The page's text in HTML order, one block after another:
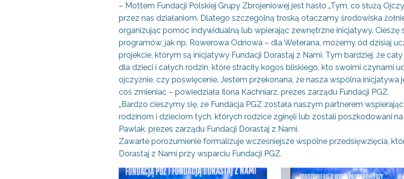
– Mottem Fundacji Polskiej Grupy Zbrojeniowej jest hasło „Tym, co służą
przez nas działaniom. Dlatego szczególną troską otaczamy środowiska
organizując pomoc indywidualną lub wpierając zewnętrzne inicjatywy. Cieszę
programów, jak np. Rowerowa Odnowa – dla Weterana, możemy od dzisiaj
projekcie, którym są inicjatywy Fundacji Dorastaj z Nami. Tym bardziej, że
dla dzieci i całych rodzin, które straciły kogoś bliskiego, kto swoimi czynami
ojczyźnie, czy poświęcenie. Jestem przekonana, że nasza wspólna
coś zmieniać – powiedziała Ilona Kachniarz, prezes zarządu Fundacji PGZ.
„Bardzo cieszymy się, że Fundacja PGZ została naszym partnerem
rodzinom i dzieciom tych, których rodzice zginęli lub zostali poszkodowani na
Pawlak, prezes zarządu Fundacji Dorastaj z Nami.
Zawarte porozumienie formalizuje wcześniejsze wspólne przedsięwzięcia,
Dorastaj z Nami przy wsparciu Fundacji PGZ.